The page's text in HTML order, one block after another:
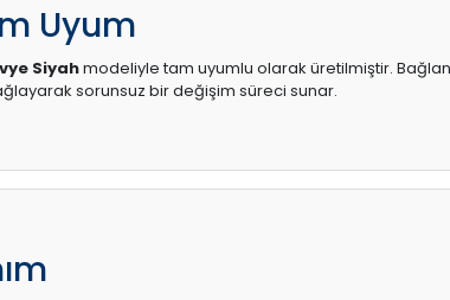
Uyum
Siyahmodeliyle tam uyumlu olarak üretilmiştir.
sorunsuz bir değişim süreci sunar.